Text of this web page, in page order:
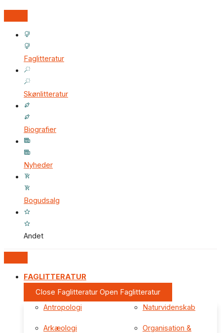
Faglitteratur
Skønlitteratur
Biografier
Nyheder
Bogudsalg
Andet
FAGLITTERATUR
Close Faglitteratur Open Faglitteratur
Antropologi
Arkæologi
Naturvidenskab
Organisation &